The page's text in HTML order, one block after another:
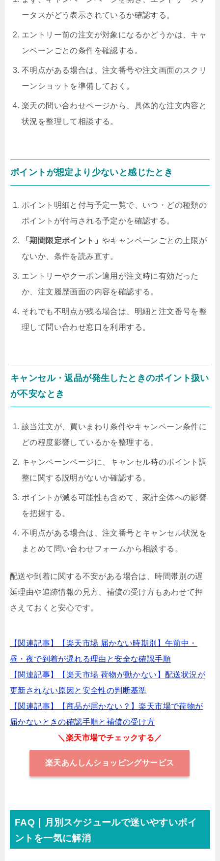
ータスがどう表示されているか確認する。
エントリー前の注文が対象になるかどうかは、キャ
ンペーンごとの条件を確認する。
不明点がある場合は、注文番号や注文画面のスクリ
ーンショットを準備しておく。
楽天の問い合わせページから、具体的な注文内容と
状況を整理して相談する。
ポイントが想定より少ないと感じたとき
ポイント明細と付与予定一覧で、いつ・どの種類の
ポイントが付与される予定かを確認する。
「期間限定ポイント」 やキャンペーンごとの上限が
ないか、条件を読み直す。
エントリーやクーポン適用が注文時に有効だった
か、注文履歴画面の内容を確認する。
それでも不明点が残る場合は、明細と注文番号を整
理して問い合わせ窓口を利用する。
キャンセル・返品が発生したときのポイント扱い
が不安なとき
該当注文が、買いまわり条件やキャンペーン条件に
どの程度影響しているかを整理する。
キャンペーンページに、キャンセル時のポイント調
整に関する説明がないか確認する。
ポイントが減る可能性も含めて、家計全体への影響
を把握する。
不明点がある場合は、注文番号とキャンセル状況を
まとめて問い合わせフォームから相談する。
配送や到着に関する不安がある場合は、時間帯別の遅
延理由や追跡情報の見方、補償の受け方もあわせて押
さえておくと安心です。
【関連記事】【楽天市場 届かない時期別】午前中・
昼・夜で到着が遅れる理由と安全な確認手順
【関連記事】【楽天市場 荷物が動かない】配送状況が
更新されない原因と安全性の判断基準
【関連記事】【商品が届かない？】楽天市場で荷物が
届かないときの確認手順と補償の受け方
＼楽天市場でチェックする／
楽天あんしんショッピングサービス
FAQ｜月別スケジュールで迷いやすいポイ
ントを一気に解消